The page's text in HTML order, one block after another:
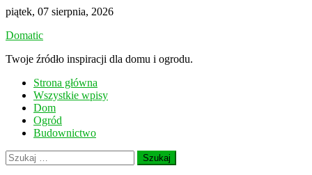
Skip
content
piątek, 07 sierpnia, 2026
Domatic
Twoje źródło inspiracji dla domu i ogrodu.
Strona główna
Wszystkie wpisy
Dom
Ogród
Budownictwo
Szukaj: